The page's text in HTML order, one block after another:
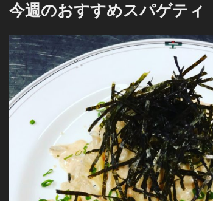
日:
今週のおすすめスパゲティ